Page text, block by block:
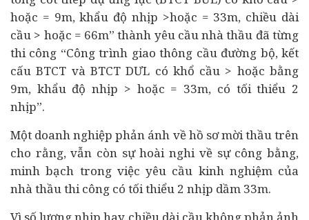
hoặc = 9m, khẩu độ nhịp >hoặc = 33m, chiều dài
cầu > hoặc = 66m” thành yêu cầu nhà thầu đã từng
thi công “Công trình giao thông cầu đường bộ, kết
cấu BTCT và BTCT DƯL có khổ cầu > hoặc bằng
9m, khẩu độ nhịp > hoặc = 33m, có tối thiểu 2
nhịp”.
Một doanh nghiệp phản ánh về hồ sơ mời thầu trên
cho rằng, vẫn còn sự hoài nghi về sự công bằng,
minh bạch trong việc yêu cầu kinh nghiệm của
nhà thầu thi công có tối thiểu 2 nhịp dầm 33m.